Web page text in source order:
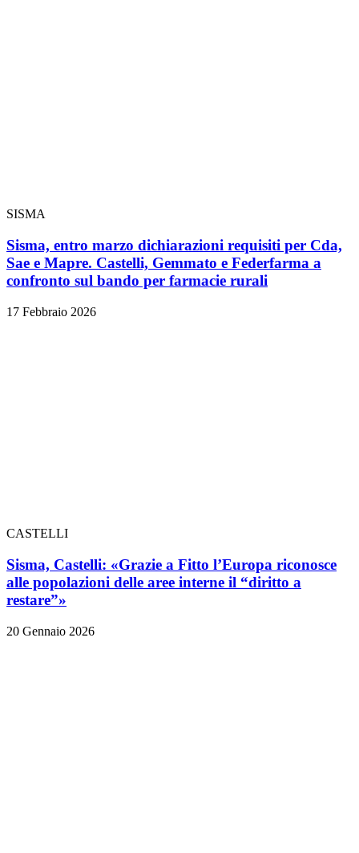
SISMA
Sisma, entro marzo dichiarazioni requisiti per Cda,
Sae e Mapre. Castelli, Gemmato e Federfarma a
confronto sul bando per farmacie rurali
17 Febbraio 2026
CASTELLI
Sisma, Castelli: «Grazie a Fitto l’Europa riconosce
alle popolazioni delle aree interne il “diritto a
restare”»
20 Gennaio 2026